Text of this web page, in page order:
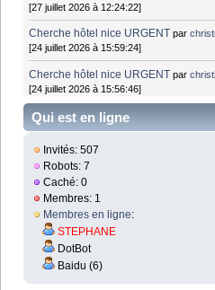
[27 juillet 2026 à 12:24:22]
Cherche hôtel nice URGENT par
[24 juillet 2026 à 15:59:24]
Cherche hôtel nice URGENT par
[24 juillet 2026 à 15:56:46]
Qui est en ligne
Invités: 507
Robots: 7
Caché: 0
Membres: 1
Membres en ligne:
STEPHANE
DotBot
Baidu (6)